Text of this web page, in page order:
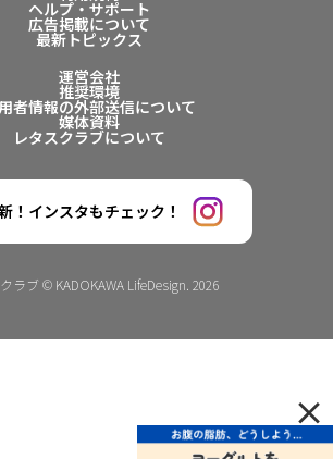
ヘルプ・サポート
広告掲載について
最新トピックス
運営会社
推奨環境
者情報の外部送信について
媒体資料
レタスクラブについて
！インスタもチェック！
ラブ © KADOKAWA LifeDesign. 2026
×